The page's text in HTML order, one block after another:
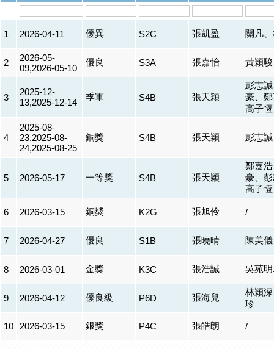
1 2026-04-11 優異 S2C 張凱盈 關凡
2
2026-05-
09,2026-05-10
優良 S3A 張嘉怡 黃穎駿
3
2025-12-
13,2025-12-14
季軍 S4B 張天穎
彭志
豪、
高子恆
4
2025-08-
23,2025-08-
24,2025-08-25
銅獎 S4B 張天穎 彭志誠
5 2026-05-17 一等獎 S4B 張天穎
鄭嘉
豪、
高子恆
6 2026-03-15 銅奬 K2G 張旭伶 /
7 2026-04-27 優良 S1B 張曉晴 陳美儀
8 2026-03-01 金獎 K3C 張浩誠 吳苑
9 2026-04-12 優良級 P6D 張海兒
林穎
珍
10 2026-03-15 銀獎 P4C 張皓朗 /